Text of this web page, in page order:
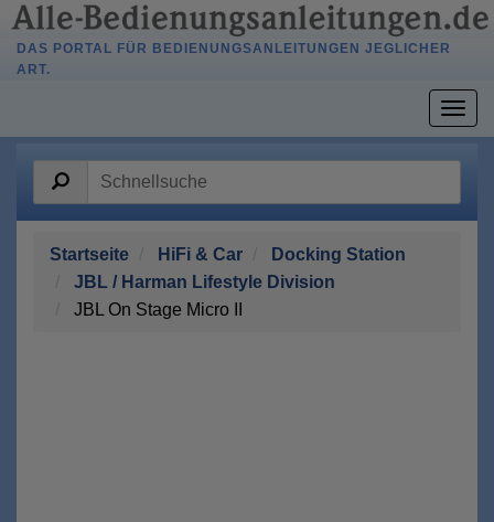
DAS PORTAL FÜR BEDIENUNGSANLEITUNGEN JEGLICHER
ART.
Startseite HiFi & Car
Docking Station
JBL / Harman Lifestyle Division
JBL On Stage Micro II